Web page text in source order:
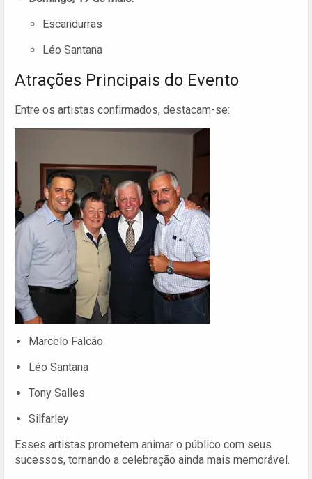
Escandurras
Léo Santana
Atrações Principais do Evento
Entre os artistas confirmados, destacam-se:
Marcelo Falcão
Léo Santana
Tony Salles
Silfarley
Esses artistas prometem animar o público com seus
sucessos, tornando a celebração ainda mais memorável.